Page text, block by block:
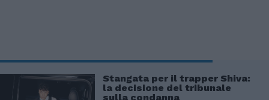
Stangata per il trapper Shiva:
la decisione del tribunale
sulla condanna